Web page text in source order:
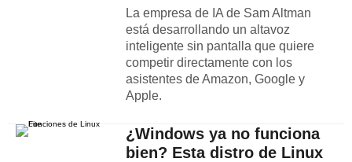
La empresa de IA de Sam Altman
está desarrollando un altavoz
inteligente sin pantalla que quiere
competir directamente con los
asistentes de Amazon, Google y
Apple.
¿Windows ya no funciona
bien? Esta distro de Linux